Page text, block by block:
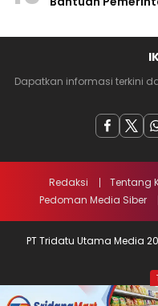
Dapatkan informasi terkini
Redaksi Tentang
Pedoman Media Siber
PT Tridatu Utama Media